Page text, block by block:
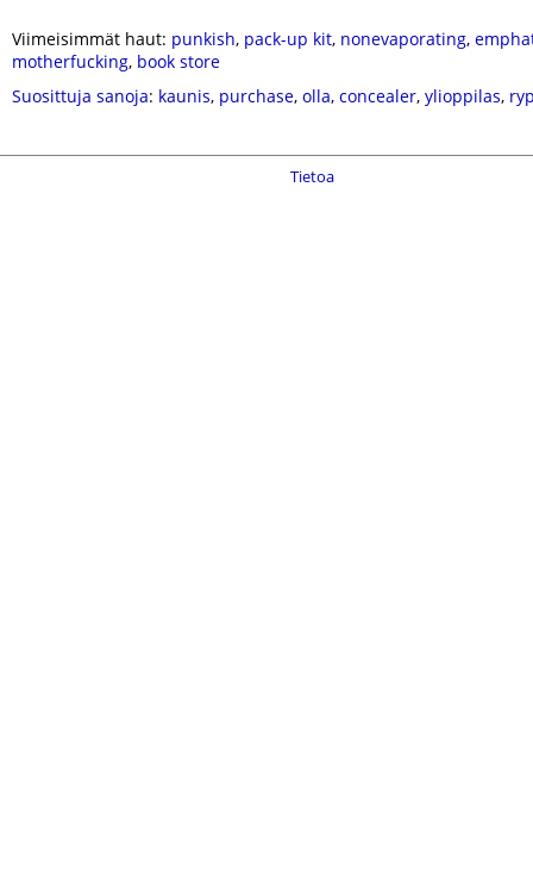
Viimeisimmät haut: punkish, pack-up kit, nonevaporating,
motherfucking, book store
Suosittuja sanoja: kaunis, purchase, olla, concealer, ylioppilas,
Tietoa